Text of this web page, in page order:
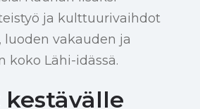
ja kulttuurivaihdot
vakauden ja
koko Lähi-idässä.
kestävälle